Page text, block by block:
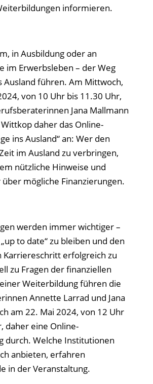
informieren.
in Ausbildung oder an
im Erwerbsleben – der Weg
Ausland führen. Am Mittwoch,
von 10 Uhr bis 11.30 Uhr,
Jana Mallmann
daher das Online-
ins Ausland“ an: Wer den
im Ausland zu verbringen,
nützliche Hinweise und
mögliche Finanzierungen.
werden immer wichtiger –
to date“ zu bleiben und den
Karriereschritt erfolgreich zu
zu Fragen der finanziellen
Weiterbildung führen die
Annette Larrad und Jana
am 22. Mai 2024, von 12 Uhr
daher eine Online-
durch. Welche Institutionen
anbieten, erfahren
in der Veranstaltung.